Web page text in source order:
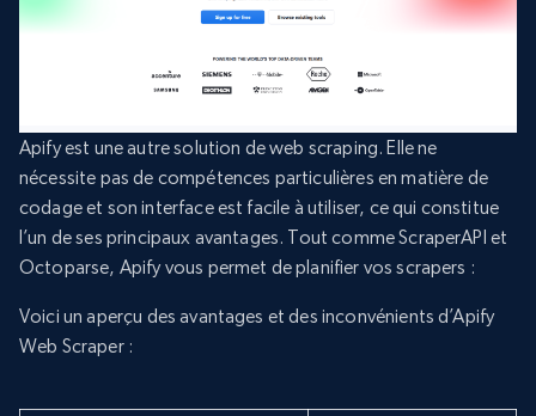
Apify est une autre solution de web scraping. Elle ne
nécessite pas de compétences particulières en matière de
codage et son interface est facile à utiliser, ce qui constitue
l’un de ses principaux avantages. Tout comme ScraperAPI et
Octoparse, Apify vous permet de planifier vos scrapers :
Voici un aperçu des avantages et des inconvénients d’Apify
Web Scraper :